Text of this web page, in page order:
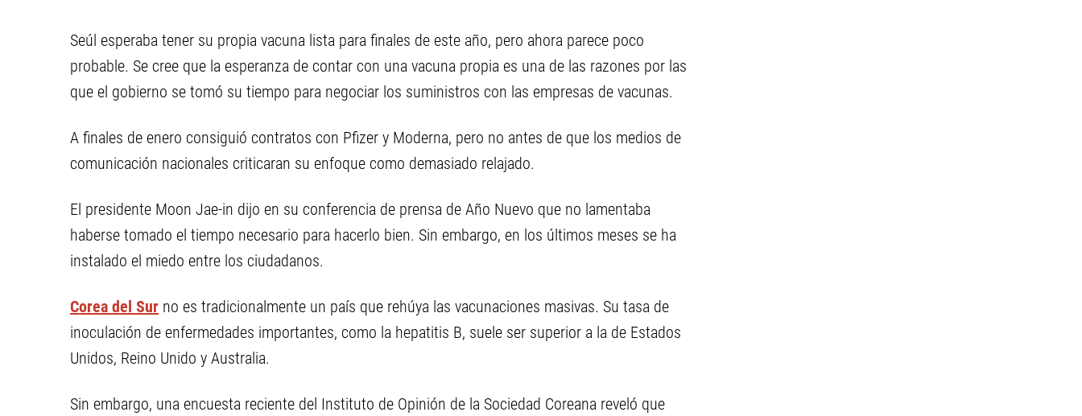
Seúl esperaba tener su propia vacuna lista para finales de este año, pero ahora parece poco
probable. Se cree que la esperanza de contar con una vacuna propia es una de las razones por las
que el gobierno se tomó su tiempo para negociar los suministros con las empresas de vacunas.
A finales de enero consiguió contratos con Pfizer y Moderna, pero no antes de que los medios de
comunicación nacionales criticaran su enfoque como demasiado relajado.
El presidente Moon Jae-in dijo en su conferencia de prensa de Año Nuevo que no lamentaba
haberse tomado el tiempo necesario para hacerlo bien. Sin embargo, en los últimos meses se ha
instalado el miedo entre los ciudadanos.
Corea del Sur no es tradicionalmente un país que rehúya las vacunaciones masivas. Su tasa de
inoculación de enfermedades importantes, como la hepatitis B, suele ser superior a la de Estados
Unidos, Reino Unido y Australia.
Sin embargo, una encuesta reciente del Instituto de Opinión de la Sociedad Coreana reveló que